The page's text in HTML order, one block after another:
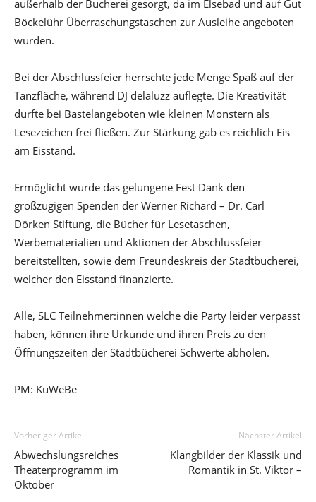
außerhalb der Bücherei gesorgt, da im Elsebad und auf Gut
Böckelühr Überraschungstaschen zur Ausleihe angeboten
wurden.
Bei der Abschlussfeier herrschte jede Menge Spaß auf der
Tanzfläche, während DJ delaluzz auflegte. Die Kreativität
durfte bei Bastelangeboten wie kleinen Monstern als
Lesezeichen frei fließen. Zur Stärkung gab es reichlich Eis
am Eisstand.
Ermöglicht wurde das gelungene Fest Dank den
großzügigen Spenden der Werner Richard – Dr. Carl
Dörken Stiftung, die Bücher für Lesetaschen,
Werbematerialien und Aktionen der Abschlussfeier
bereitstellten, sowie dem Freundeskreis der Stadtbücherei,
welcher den Eisstand finanzierte.
Alle, SLC Teilnehmer:innen welche die Party leider verpasst
haben, können ihre Urkunde und ihren Preis zu den
Öffnungszeiten der Stadtbücherei Schwerte abholen.
PM: KuWeBe
Vorheriger Artikel
Abwechslungsreiches
Theaterprogramm im
Oktober
Nächster Artikel
Klangbilder der Klassik und
Romantik in St. Viktor –